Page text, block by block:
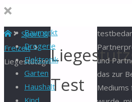
Baumarkt
Drogerie
Elektronik
Garten
Haushalt
Kind
StartSport &
Freizeit
Liegestützgriff
Test
und
das zur